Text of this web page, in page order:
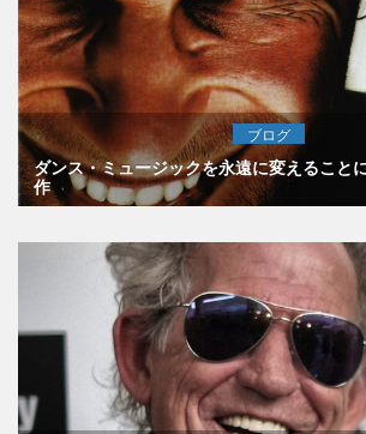
ブログ
ダンス・ミュージックを永遠に変えること
作